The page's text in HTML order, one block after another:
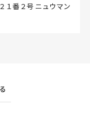
番２号 ニュウマン